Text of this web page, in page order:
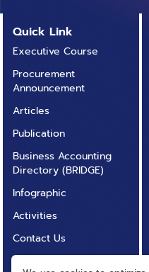
(Computer Science)
หมายเพื่อให้คอมพิวเตอร์สา
มีลักษณะเป็นข้อความหรือค
ทำได้ ซึ่งไม่ใช่เพียงแค่เข้าใ
ข้อความนั้น ๆ แต่ยังรวมถึง
ความรู้สึกของผู้เขียน ควา
รวมถึงสามารถทำการวิเค
โดย NLP มีจุดกำเนิดมาตั้
ได้มีการพัฒนาต่อยอดมาเ
เราขอแบ่งช่วงวิวัฒนากา
ไปนี้ ในยุคแรก NLP ถูกใช้
based Method) โดยนัก
โครงสร้างของภาษาที่สนใ
Quick Link
Executive Course
Procurement
Announcement
Articles
Publication
Business Accounting
Directory (BRIDGE)
Infographic
Activities
Contact Us
Annual Report